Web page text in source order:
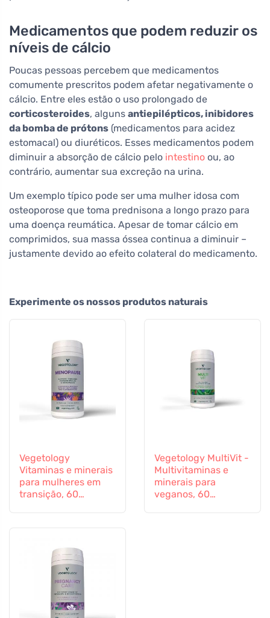
Medicamentos que podem reduzir os
níveis de cálcio
Poucas pessoas percebem que medicamentos
comumente prescritos podem afetar negativamente o
cálcio. Entre eles estão o uso prolongado de
corticosteroides, alguns antiepilépticos, inibidores
da bomba de prótons (medicamentos para acidez
estomacal) ou diuréticos. Esses medicamentos podem
diminuir a absorção de cálcio pelo intestino ou, ao
contrário, aumentar sua excreção na urina.
Um exemplo típico pode ser uma mulher idosa com
osteoporose que toma prednisona a longo prazo para
uma doença reumática. Apesar de tomar cálcio em
comprimidos, sua massa óssea continua a diminuir –
justamente devido ao efeito colateral do medicamento.
Experimente os nossos produtos naturais
Vegetology
Vitaminas e minerais
para mulheres em
transição, 60
Vegetology MultiVit -
Multivitaminas e
minerais para
veganos, 60